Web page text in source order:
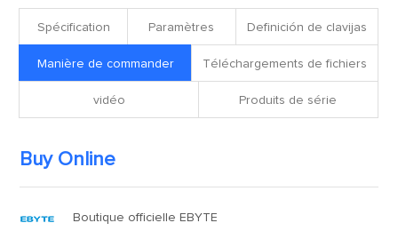
Spécification Paramètres Definición de clavijas
Manière de commander Téléchargements de fichiers
vidéo Produits de série
Buy Online
Boutique officielle EBYTE